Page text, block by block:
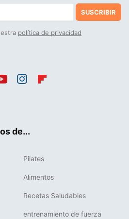
SUSCRIBIR
política de privacidad
de...
Pilates
Alimentos
Recetas Saludables
entrenamiento de fuerza